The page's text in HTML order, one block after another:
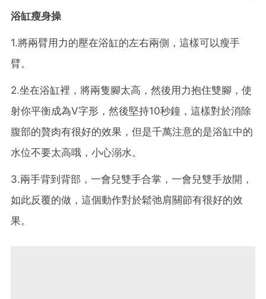
浴缸瘦身操
1.將兩臂用力的壓在浴缸的左右兩側，這樣可以瘦手
臂。
2.坐在浴缸裡，將兩隻腳太高，然後用力抱住雙腳，使
射你平衡成為V字形，然後堅持10秒鐘，這樣對於消除
腹部的贅肉有很好的效果，但是千萬注意的是浴缸中的
水位不要太高哦，小心溺水。
3.兩手背到背部，一會兒雙手合掌，一會兒雙手放開，
如此反覆的做，這個動作對於鬆弛肩關節有很好的效
果。